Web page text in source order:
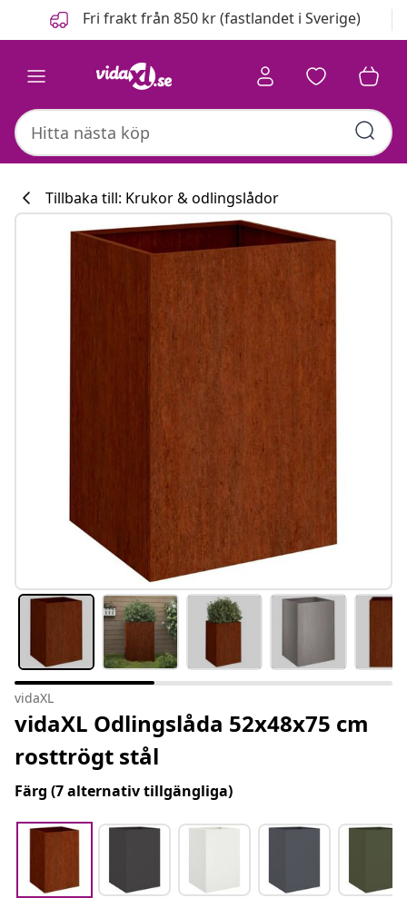
FöregåendeFri frakt från 850 kr (fastlandet i Sverige)
Tillbaka till: Krukor & odlingslådor
vidaXL
vidaXL Odlingslåda 52x48x75 cm
rosttrögt stål
Färg (7 alternativ tillgängliga)